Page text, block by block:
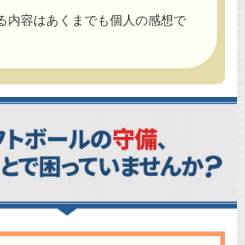
内容はあくまでも個人の感想で